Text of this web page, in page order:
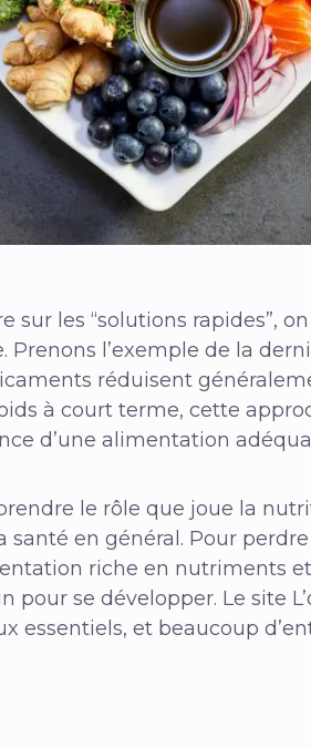
sur les “solutions rapides”,
l’exemple de la
réduisent
à court terme, cette
d’une alimentation
le rôle que joue la
santé en général. Pour
riche en nutriments
pour se développer. Le site
essentiels, et beaucoup